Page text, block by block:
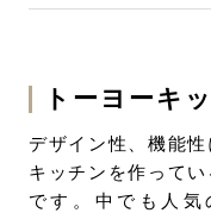
トーヨーキ
デザイン性、機能
キッチンを作って
です。中でも人